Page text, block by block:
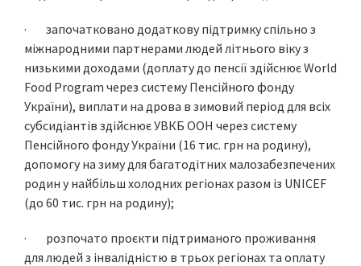
· започатковано додаткову підтримку спільно з
міжнародними партнерами людей літнього віку з
низькими доходами (доплату до пенсії здійснює World
Food Program через систему Пенсійного фонду
України), виплати на дрова в зимовий період для всіх
субсидіантів здійснює УВКБ ООН через систему
Пенсiйного фонду України (16 тис. грн на родину),
допомогу на зиму для багатодітних малозабезпечених
родин у найбільш холодних регіонах разом із UNICEF
(до 60 тис. грн на родину);
· розпочато проєкти підтриманого проживання
для людей з інвалідністю в трьох регіонах та оплату